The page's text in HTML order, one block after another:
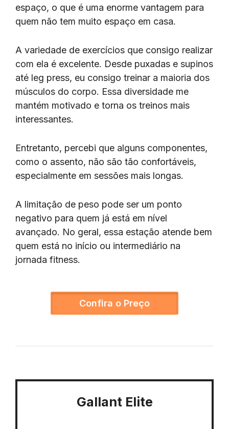
espaço, o que é uma enorme vantagem para
quem não tem muito espaço em casa.
A variedade de exercícios que consigo realizar
com ela é excelente. Desde puxadas e supinos
até leg press, eu consigo treinar a maioria dos
músculos do corpo. Essa diversidade me
mantém motivado e torna os treinos mais
interessantes.
Entretanto, percebi que alguns componentes,
como o assento, não são tão confortáveis,
especialmente em sessões mais longas.
A limitação de peso pode ser um ponto
negativo para quem já está em nível
avançado. No geral, essa estação atende bem
quem está no início ou intermediário na
jornada fitness.
Confira o Preço
Gallant Elite